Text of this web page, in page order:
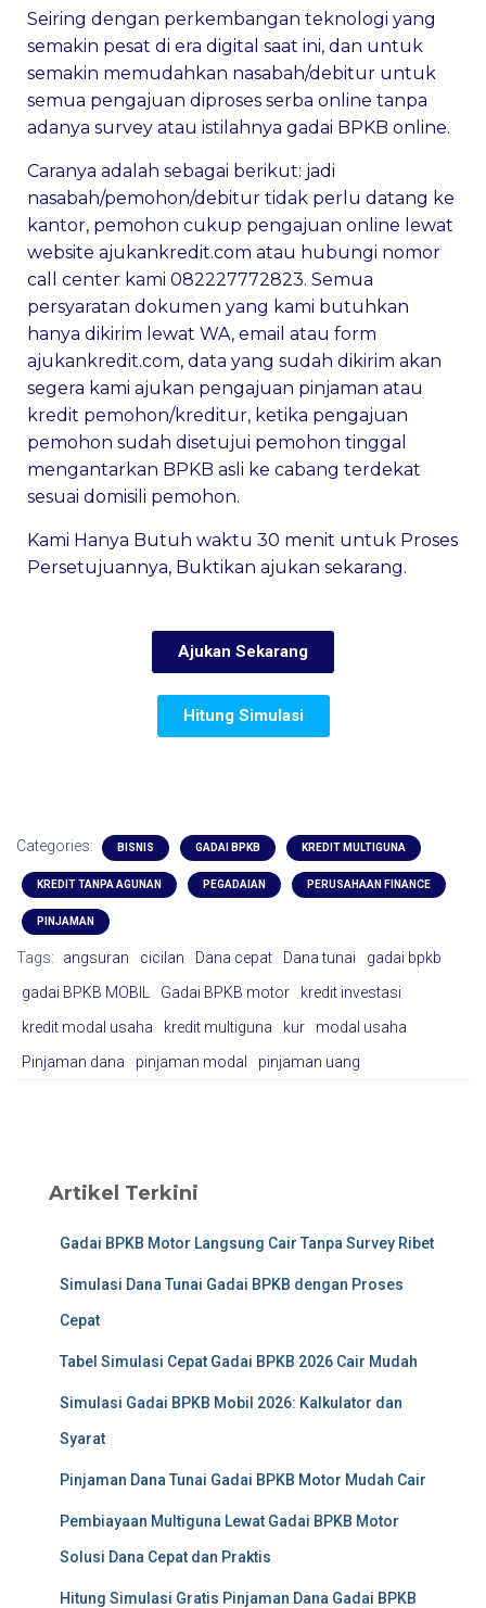
Seiring dengan perkembangan teknologi yang
semakin pesat di era digital saat ini, dan untuk
semakin memudahkan nasabah/debitur untuk
semua pengajuan diproses serba online tanpa
adanya survey atau istilahnya gadai BPKB online.
Caranya adalah sebagai berikut: jadi
nasabah/pemohon/debitur tidak perlu datang ke
kantor, pemohon cukup pengajuan online lewat
website ajukankredit.com atau hubungi nomor
call center kami 082227772823. Semua
persyaratan dokumen yang kami butuhkan
hanya dikirim lewat WA, email atau form
ajukankredit.com, data yang sudah dikirim akan
segera kami ajukan pengajuan pinjaman atau
kredit pemohon/kreditur, ketika pengajuan
pemohon sudah disetujui pemohon tinggal
mengantarkan BPKB asli ke cabang terdekat
sesuai domisili pemohon.
Kami Hanya Butuh waktu 30 menit untuk Proses
Persetujuannya, Buktikan ajukan sekarang.
Ajukan Sekarang
Hitung Simulasi
Categories: BISNIS GADAI BPKB KREDIT MULTIGUNA
KREDIT TANPA AGUNAN PEGADAIAN PERUSAHAAN FINANCE
PINJAMAN
Tags: angsuran cicilan Dana cepat Dana tunai
gadai bpkb
gadai BPKB MOBIL
Gadai BPKB motor
kredit investasi
kredit modal usaha
kredit multiguna kur
modal usaha
Pinjaman dana
pinjaman modal pinjaman uang
Artikel Terkini
Gadai BPKB Motor Langsung Cair Tanpa Survey Ribet
Simulasi Dana Tunai Gadai BPKB dengan Proses
Cepat
Tabel Simulasi Cepat Gadai BPKB 2026 Cair Mudah
Simulasi Gadai BPKB Mobil 2026: Kalkulator dan
Syarat
Pinjaman Dana Tunai Gadai BPKB Motor Mudah Cair
Pembiayaan Multiguna Lewat Gadai BPKB Motor
Solusi Dana Cepat dan Praktis
Hitung Simulasi Gratis Pinjaman Dana Gadai BPKB